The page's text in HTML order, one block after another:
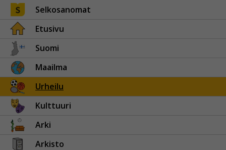
Selkosanomat
Etusivu
Suomi
Maailma
Urheilu
Kulttuuri
Arki
Arkisto